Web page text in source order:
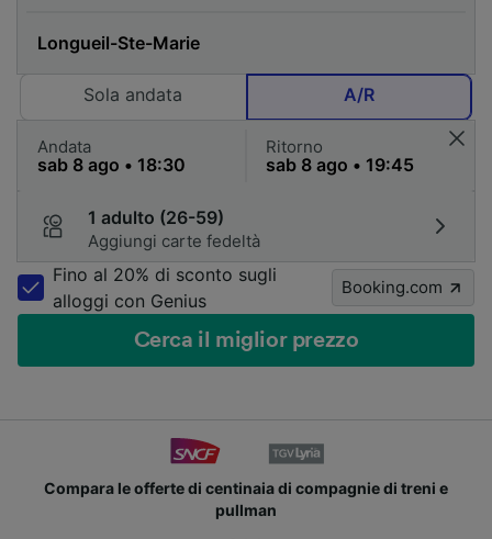
Sola andata A/R
Andata Ritorno
1 adulto (26-59)
Aggiungi carte fedeltà
Fino al 20% di sconto sugli
alloggi con Genius
Booking.com
Cerca il miglior prezzo
Compara le offerte di centinaia di compagnie di treni e
pullman